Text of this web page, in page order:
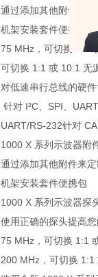
通过添加其他附件来
机架安装套件便携包
75 MHz，可切换 1:1
可切换 1:1 或 10:1 无
对低速串行总线的硬
针对 I²C、SPI、
UART/RS-232针对
1000 X 系列示波器附
通过添加其他附件来
机架安装套件便携包
1000 X 系列示波器探
使用正确的探头提高
75 MHz，可切换 1:1
200 MHz，可切换 1:1